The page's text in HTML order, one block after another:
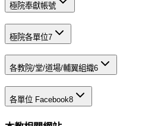
極院奉獻帳號
極院各單位7
各教院/堂/道場/輔翼組織6
各單位 Facebook8